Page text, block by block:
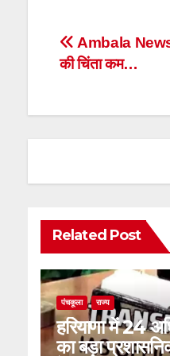
Post
Ambala
की चिंता कम…
Related Post
पंचकूला राज्य
हरियाणा में 24
का बड़ा